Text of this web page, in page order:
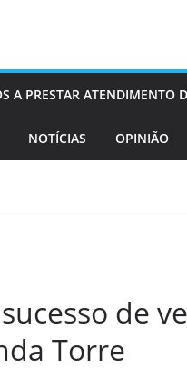
A PRESTAR
NOTÍCIAS OPINIÃO
de
Torre